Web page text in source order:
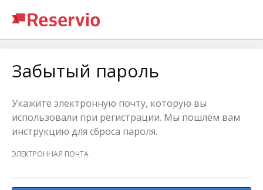
Забытый пароль
Укажите электронную почту, которую вы
использовали при регистрации. Мы пошлём вам
инструкцию для сброса пароля.
ЭЛЕКТРОННАЯ ПОЧТА